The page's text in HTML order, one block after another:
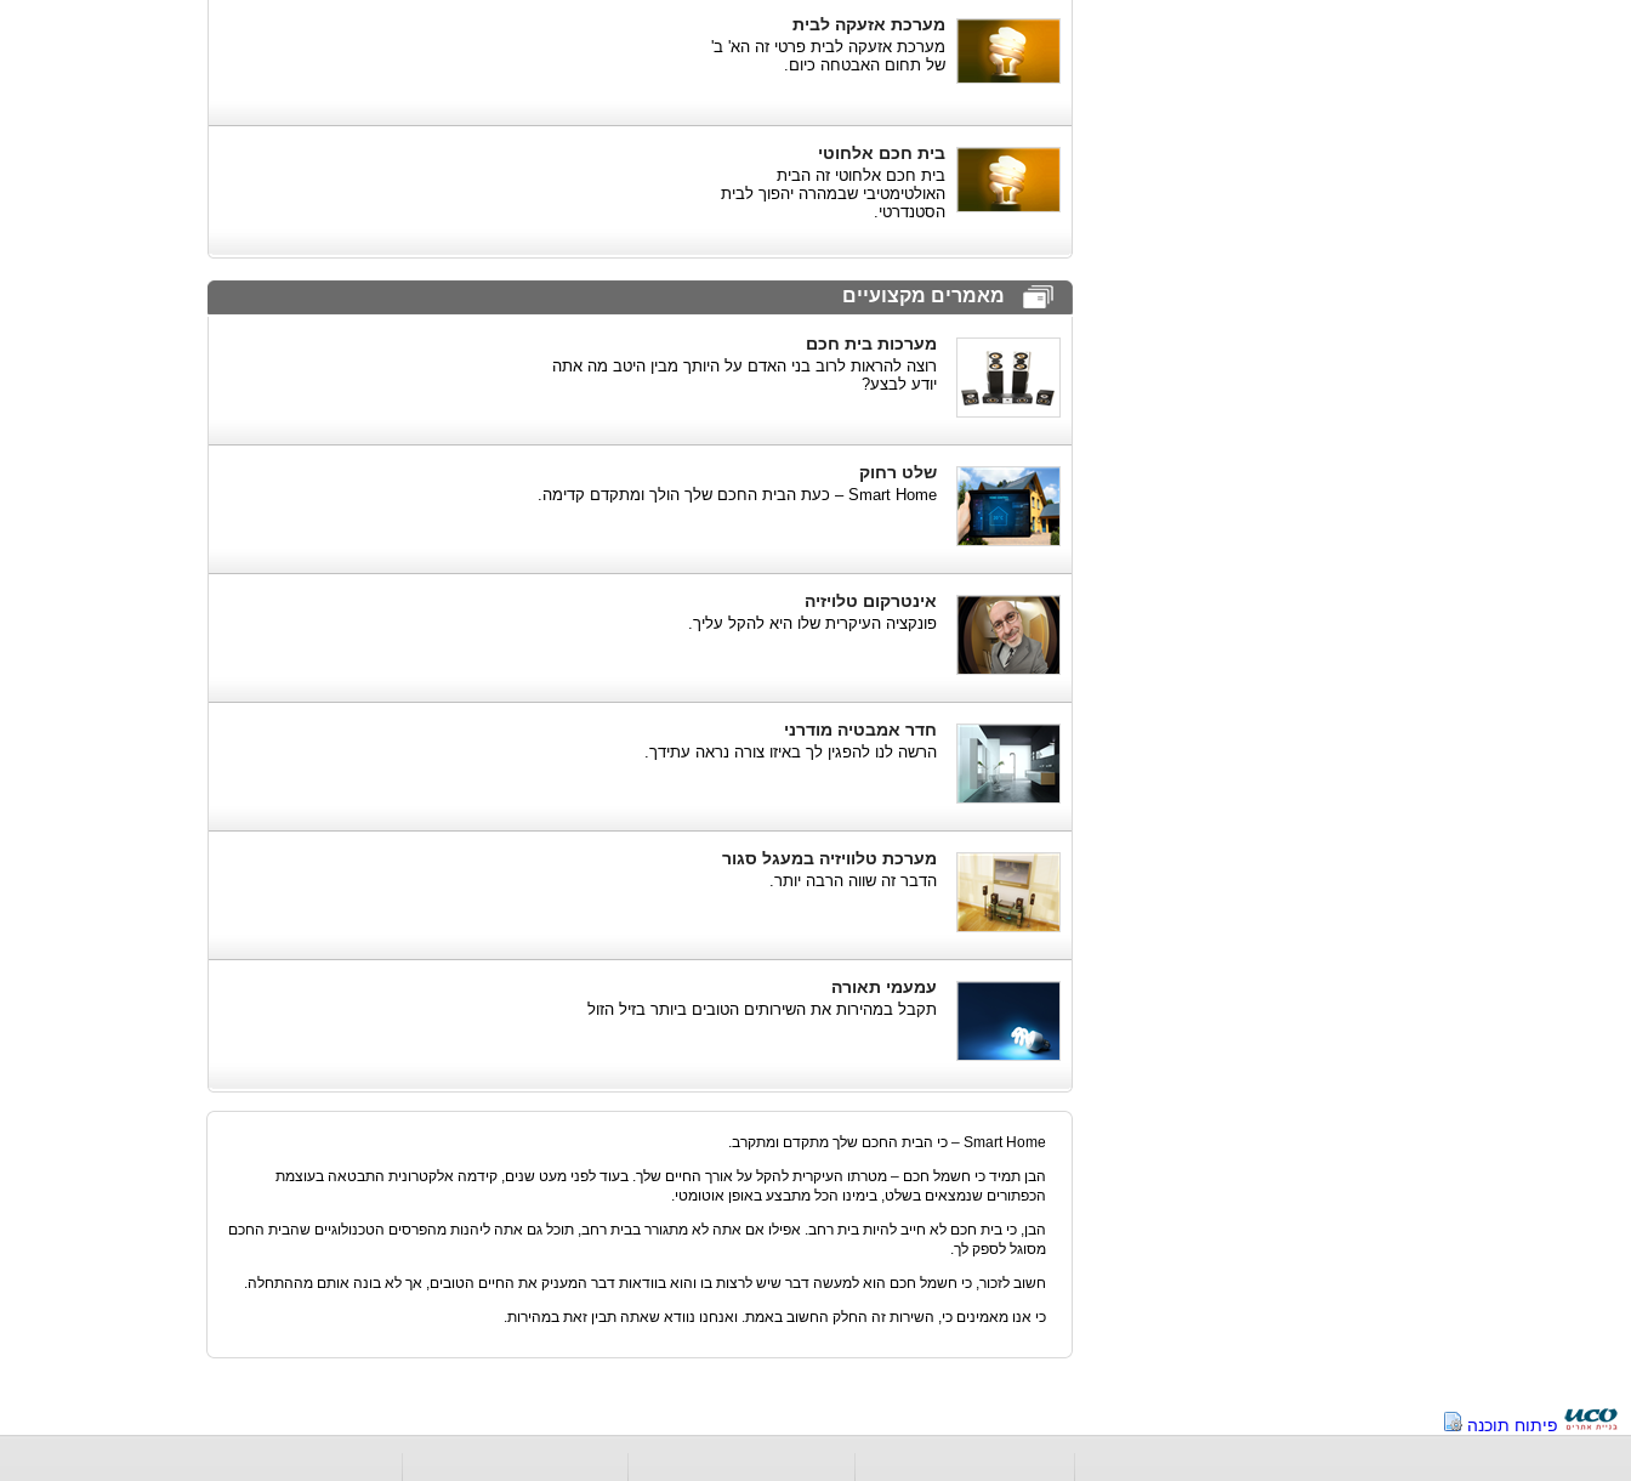
מערכת אזעקה לבית
מערכת אזעקה לבית פרטי זה הא' ב'
של תחום האבטחה כיום.
בית חכם אלחוטי
בית חכם אלחוטי זה הבית
האולטימטיבי שבמהרה יהפוך לבית
הסטנדרטי.
מאמרים מקצועיים
מערכות בית חכם
רוצה להראות לרוב בני האדם על היותך מבין היטב מה אתה
יודע לבצע?
שלט רחוק
Smart Home – כעת הבית החכם שלך הולך ומתקדם קדימה.
אינטרקום טלויזיה
פונקציה העיקרית שלו היא להקל עליך.
חדר אמבטיה מודרני
הרשה לנו להפגין לך באיזו צורה נראה עתידך.
מערכת טלוויזיה במעגל סגור
הדבר זה שווה הרבה יותר.
עמעמי תאורה
תקבל במהירות את השירותים הטובים ביותר בזיל הזול
Smart Home – כי הבית החכם שלך מתקדם ומתקרב.
הבן תמיד כי חשמל חכם – מטרתו העיקרית להקל על אורך החיים שלך. בעוד לפני מעט שנים, קידמה אלקטרונית התבטאה בעוצמת
הכפתורים שנמצאים בשלט, בימינו הכל מתבצע באופן אוטומטי.
הבן, כי בית חכם לא חייב להיות בית רחב. אפילו אם אתה לא מתגורר בבית רחב, תוכל גם אתה ליהנות מהפרסים הטכנולוגיים שהבית החכם
מסוגל לספק לך.
חשוב לזכור, כי חשמל חכם הוא למעשה דבר שיש לרצות בו והוא בוודאות דבר המעניק את החיים הטובים, אך לא בונה אותם מההתחלה.
כי אנו מאמינים כי, השירות זה החלק החשוב באמת. ואנחנו נוודא שאתה תבין זאת במהירות.
פיתוח תוכנה